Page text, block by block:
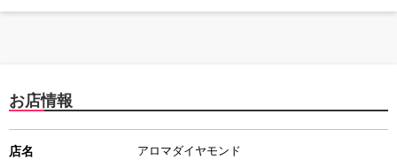
お店情報
店名 アロマダイヤモンド